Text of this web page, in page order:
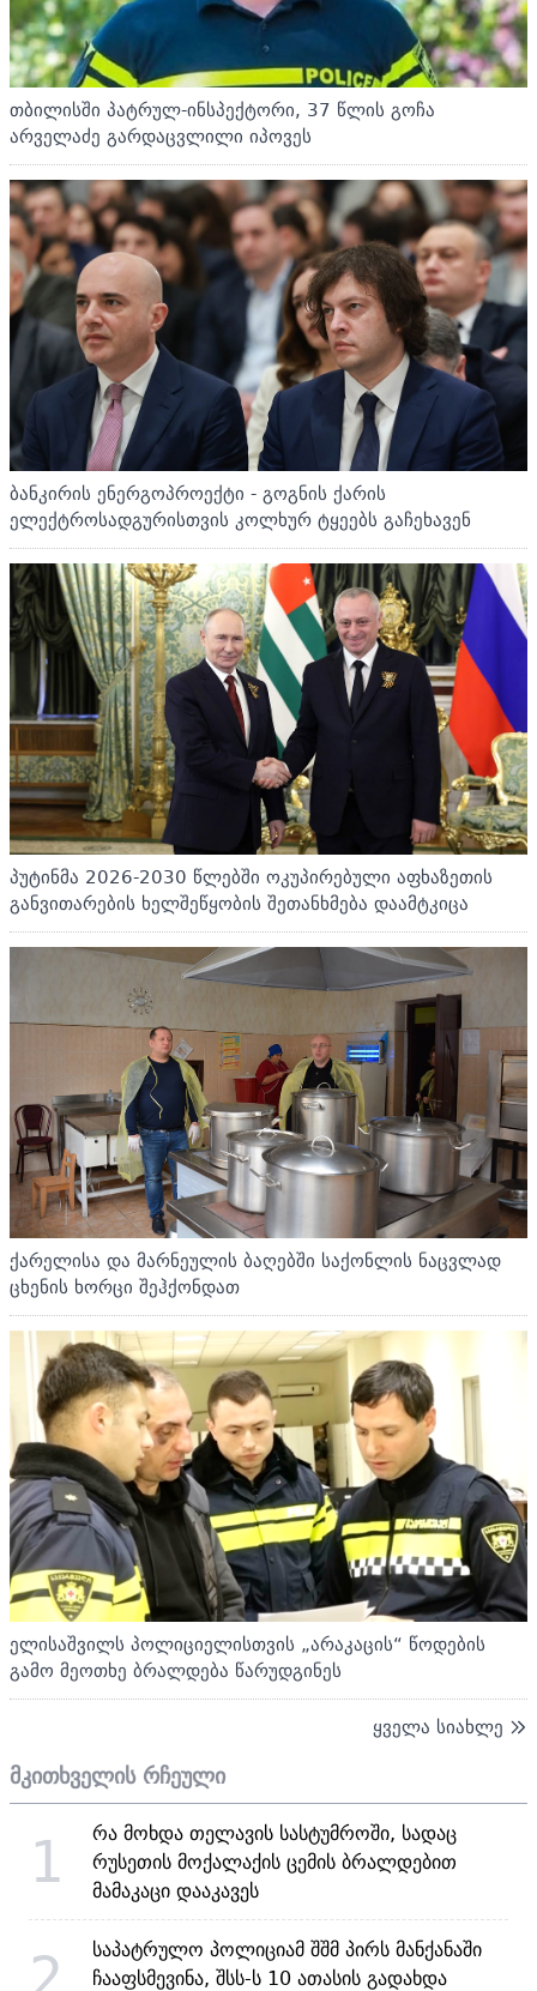
თბილისში პატრულ-ინსპექტორი, 37 წლის გოჩა
არველაძე გარდაცვლილი იპოვეს
ბანკირის ენერგოპროექტი - გოგნის ქარის
ელექტროსადგურისთვის კოლხურ ტყეებს გაჩეხავენ
პუტინმა 2026-2030 წლებში ოკუპირებული აფხაზეთის
განვითარების ხელშეწყობის შეთანხმება დაამტკიცა
ქარელისა და მარნეულის ბაღებში საქონლის ნაცვლად
ცხენის ხორცი შეჰქონდათ
ელისაშვილს პოლიციელისთვის „არაკაცის“ წოდების
გამო მეოთხე ბრალდება წარუდგინეს
ყველა სიახლე
მკითხველის რჩეული
1
რა მოხდა თელავის სასტუმროში, სადაც
რუსეთის მოქალაქის ცემის ბრალდებით
მამაკაცი დააკავეს
2
საპატრულო პოლიციამ შშმ პირს მანქანაში
ჩააფსმევინა, შსს-ს 10 ათასის გადახდა